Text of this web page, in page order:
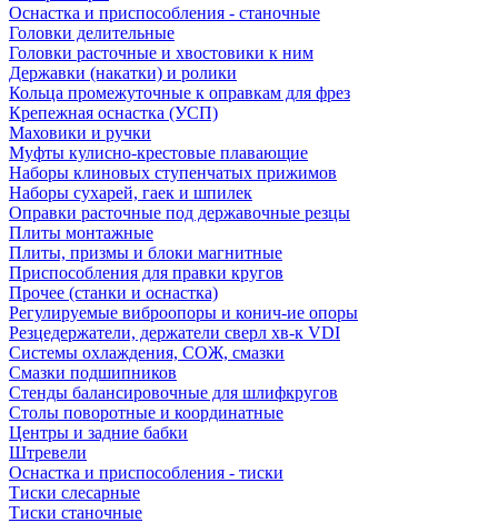
Оснастка и приспособления - станочные
Головки делительные
Головки расточные и хвостовики к ним
Державки (накатки) и ролики
Кольца промежуточные к оправкам для фрез
Крепежная оснастка (УСП)
Маховики и ручки
Муфты кулисно-крестовые плавающие
Наборы клиновых ступенчатых прижимов
Наборы сухарей, гаек и шпилек
Оправки расточные под державочные резцы
Плиты монтажные
Плиты, призмы и блоки магнитные
Приспособления для правки кругов
Прочее (станки и оснастка)
Регулируемые виброопоры и конич-ие опоры
Резцедержатели, держатели сверл хв-к VDI
Системы охлаждения, СОЖ, смазки
Смазки подшипников
Стенды балансировочные для шлифкругов
Столы поворотные и координатные
Центры и задние бабки
Штревели
Оснастка и приспособления - тиски
Тиски слесарные
Тиски станочные